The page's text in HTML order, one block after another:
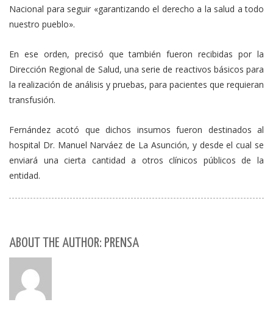
Nacional para seguir «garantizando el derecho a la salud a todo
nuestro pueblo».
En ese orden, precisó que también fueron recibidas por la
Dirección Regional de Salud, una serie de reactivos básicos para
la realización de análisis y pruebas, para pacientes que requieran
transfusión.
Fernández acotó que dichos insumos fueron destinados al
hospital Dr. Manuel Narváez de La Asunción, y desde el cual se
enviará una cierta cantidad a otros clínicos públicos de la
entidad.
ABOUT THE AUTHOR: PRENSA